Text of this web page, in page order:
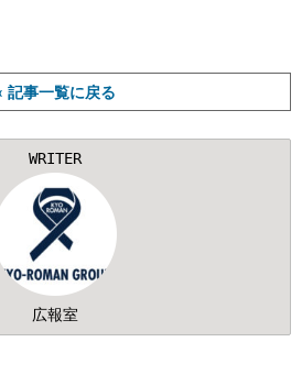
記事一覧に戻る
WRITER
広報室